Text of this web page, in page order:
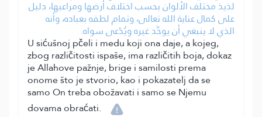
لذيذ مختلف الألوان بحسب اختلاف أرضها ومراعيها، دليل
على كمال عناية الله تعالى، وتمام لطفه بعباده، وأنه
الذي لا ينبغي أن يوحَّد غيره ويُدْعى سواه.
U sićušnoj pčeli i medu koji ona daje, a kojeg,
zbog različitosti ispaše, ima različitih boja, dokaz
je Allahove pažnje, brige i samilosti prema
onome što je stvorio, kao i pokazatelj da se
samo On treba obožavati i samo se Njemu
dovama obraćati.